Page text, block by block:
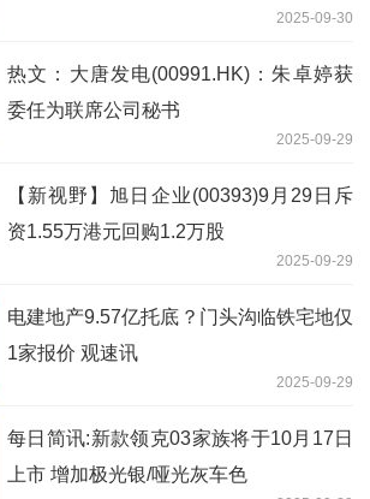
2025-09-30
热文：大唐发电(00991.HK)：朱卓婷获
委任为联席公司秘书
2025-09-29
【新视野】旭日企业(00393)9月29日斥
资1.55万港元回购1.2万股
2025-09-29
电建地产9.57亿托底？门头沟临铁宅地仅
1家报价 观速讯
2025-09-29
每日简讯:新款领克03家族将于10月17日
上市 增加极光银/哑光灰车色